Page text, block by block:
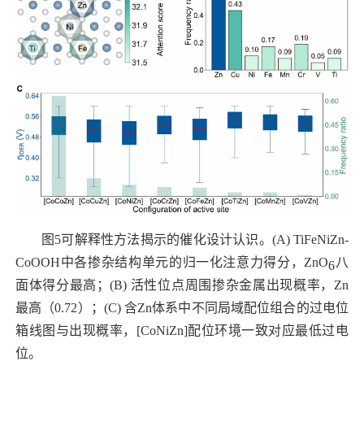
图 5可解释性方法揭示的催化设计认识。 (A) TiFeNiZn-
CoOOH中各掺杂结构单元的归一化注意力得分，ZnO6八
面体得分最高；(B) 活性位点周围掺杂金属出现概率，Zn
最高（0.72）； (C) 含Zn体系中不同局域配位组合的过电位
箱线图与出现概率， [CoNiZn]配位环境一致对应最低过电
位。